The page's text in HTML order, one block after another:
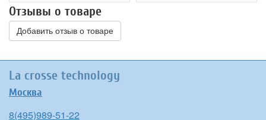
Отзывы о товаре
Добавить отзыв о товаре
La crosse technology
Москва
8(495)989-51-22